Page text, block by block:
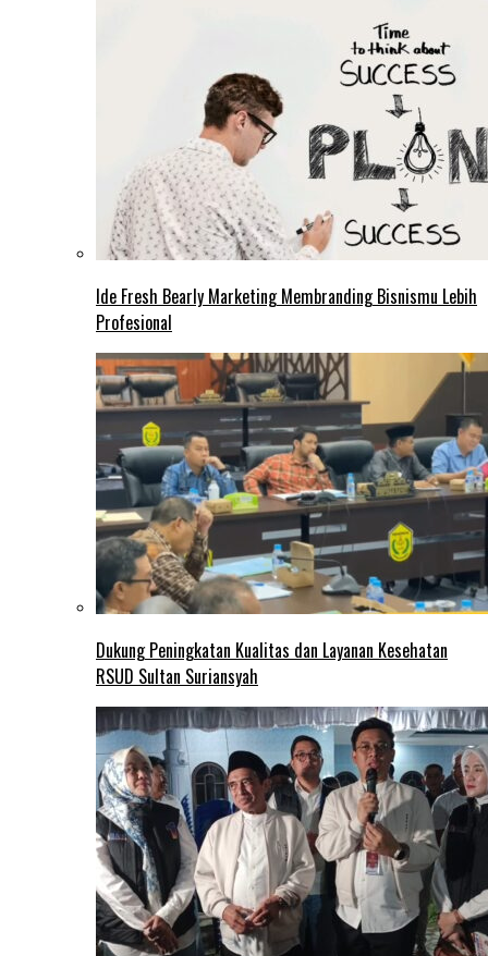
Ide Fresh Bearly Marketing Membranding Bisnismu Lebih
Profesional
Dukung Peningkatan Kualitas dan Layanan Kesehatan
RSUD Sultan Suriansyah